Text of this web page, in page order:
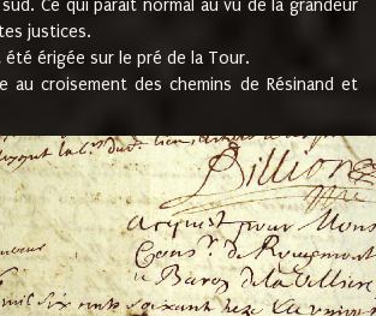
Ce qui parait normal au vu de la grandeur
justices.
érigée sur le pré de la Tour.
au croisement des chemins de Résinand et